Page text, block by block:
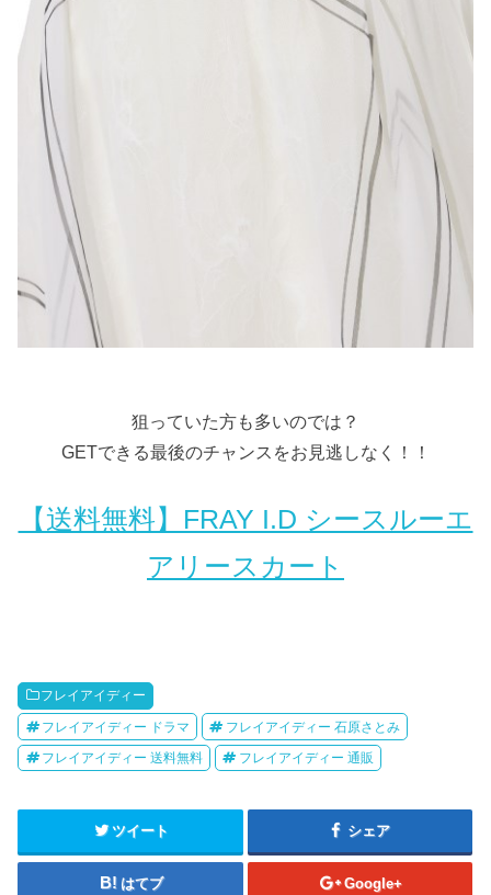
狙っていた方も多いのでは？
GETできる最後のチャンスをお見逃しなく！！
【送料無料】FRAY I.D シースルーエ
アリースカート
フレイアイディー
フレイアイディー ドラマ フレイアイディー 石原さとみ
フレイアイディー 送料無料 フレイアイディー 通販
ツイート シェア
はてブ Google+